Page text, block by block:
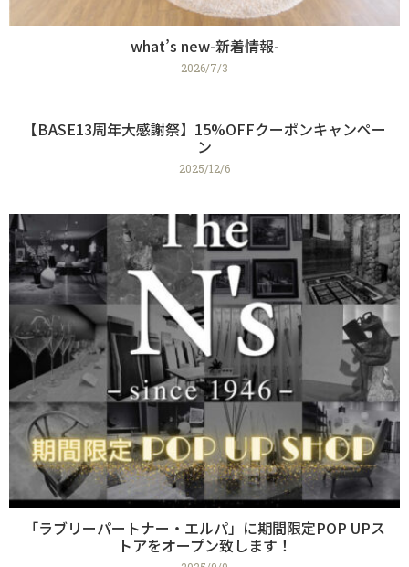
what’s new-新着情報-
2026/7/3
【BASE13周年大感謝祭】15%OFFクーポンキャンペー
ン
2025/12/6
「ラブリーパートナー・エルパ」に期間限定POP UPス
トアをオープン致します！